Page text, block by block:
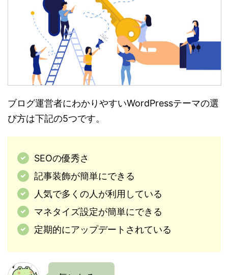
ブログ運営者にわかりやすいWordPressテーマの選
び方は下記の5つです。
SEOの優秀さ
記事装飾が簡単にできる
人気で多くの人が利用している
マネタイズ設定が簡単にできる
定期的にアップデートされている